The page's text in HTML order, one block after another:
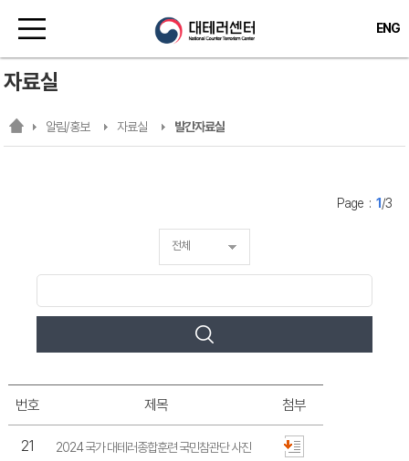
ENG
알림/홍보 자료실 발간자료실
자료실
Page : 1 /3
전체
번호 제목 첨부
21 2024 국가 대테러종합훈련 국민참관단 사진